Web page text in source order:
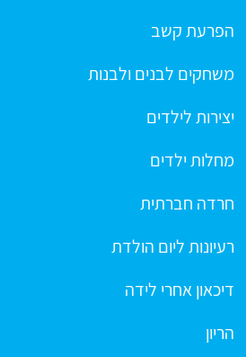
הפרעת קשב
משחקים לבנים ולבנות
יצירות לילדים
מחלות ילדים
חרדה חברתית
רעיונות ליום הולדת
דיכאון אחרי לידה
הריון